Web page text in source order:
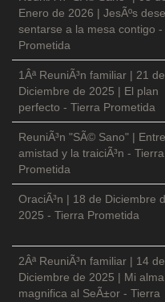
Enero de 2026 | JesÃºs
sentarse a la mesa contigo -
Prometida
1Âª ReuniÃ³n familiar | 21 de
Diciembre de 2025 | El plan
perfecto - Tierra Prometida
ReuniÃ³n "SÃ© Sano" |
amistad y la traiciÃ³n - Tierra
Prometida
OraciÃ³n | 18 de Diciembre
2025 - Tierra Prometida
2Âª ReuniÃ³n familiar | 14 de
Diciembre de 2025 | Mi alma
magnifica al SeÃ±or - Tierra